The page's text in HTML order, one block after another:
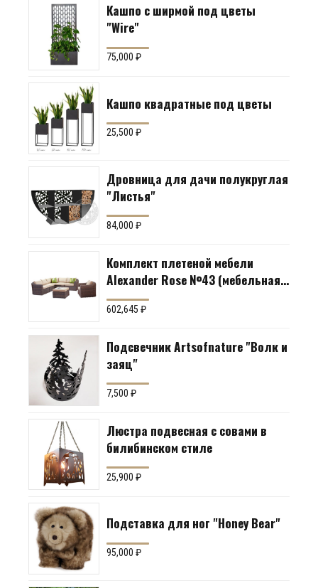
Кашпо с ширмой под цветы
"Wire"
75,000₽
Кашпо квадратные под цветы
25,500₽
Дровница для дачи полукруглая
"Листья"
84,000₽
Комплект плетеной мебели
Alexander Rose №43 (мебельная
группа для гостиной или
террасы)
602,645₽
Подсвечник Artsofnature "Волк и
заяц"
7,500₽
Люстра подвесная с совами в
билибинском стиле
25,900₽
Подставка для ног "Honey Bear"
95,000₽